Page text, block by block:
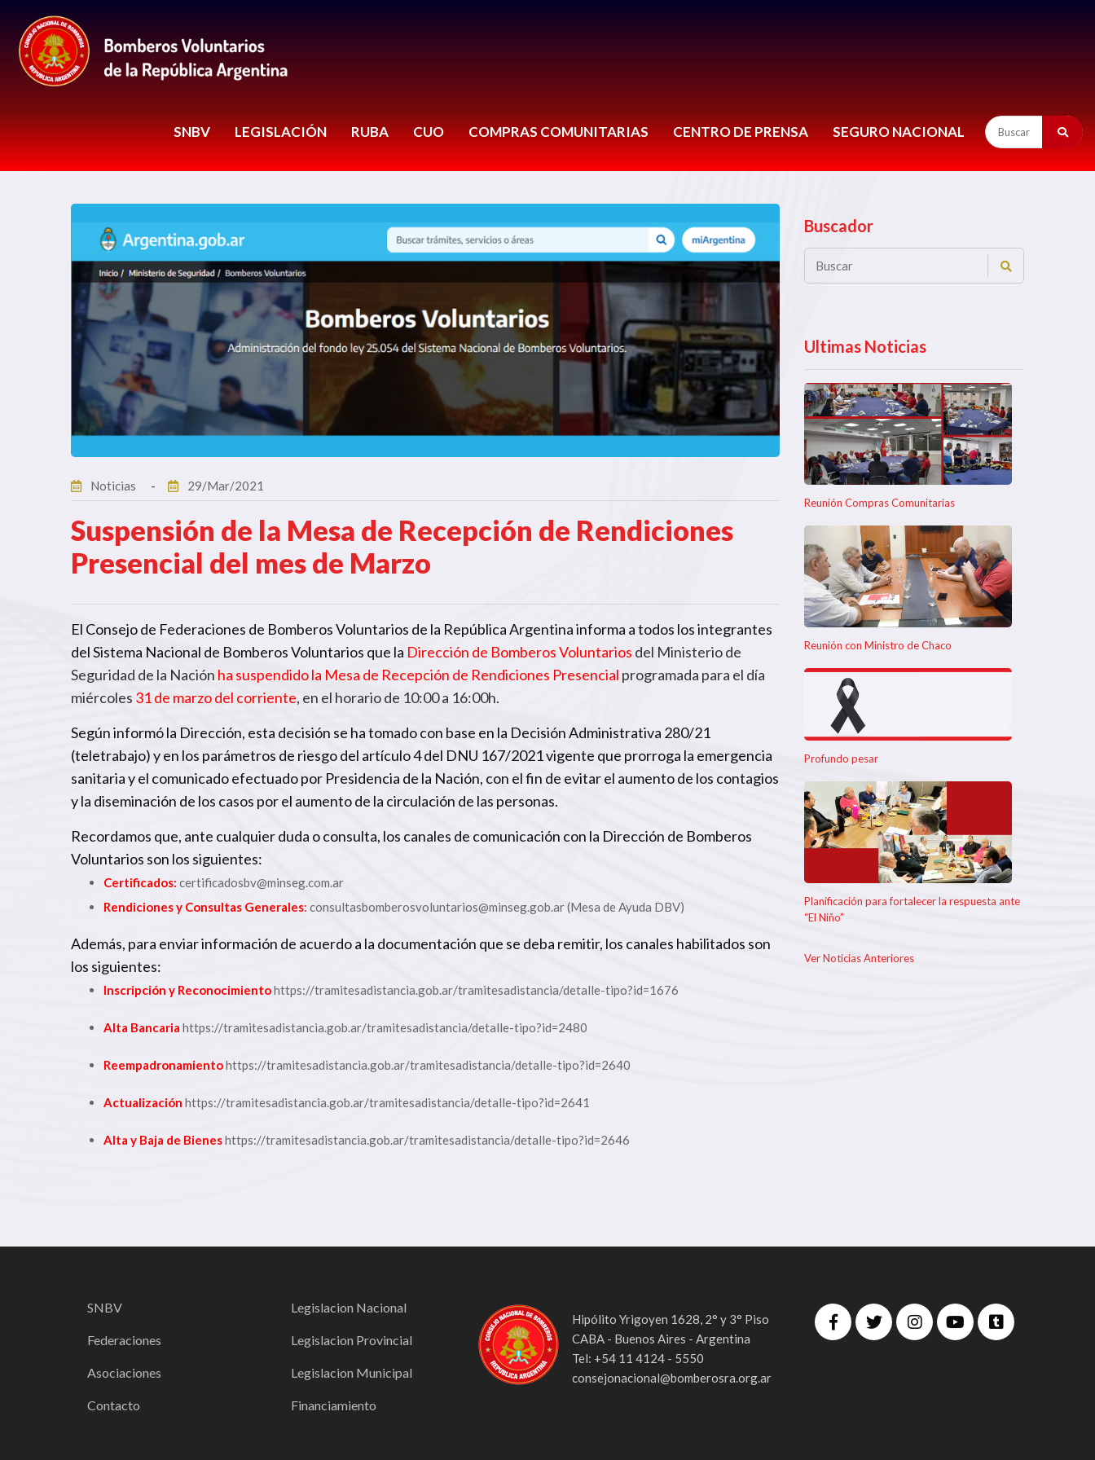
SNBV LEGISLACIÓN RUBA CUO COMPRAS COMUNITARIAS CENTRO DE PRENSA SEGURO NACIONAL
Noticias 29/Mar/2021
Suspensión de la Mesa de Recepción de Rendiciones
Presencial del mes de Marzo
El Consejo de Federaciones de Bomberos Voluntarios de la República Argentina informa a todos los integrantes
del Sistema Nacional de Bomberos Voluntarios que la Dirección de Bomberos Voluntarios del Ministerio de
Seguridad de la Nación ha suspendido la Mesa de Recepción de Rendiciones Presencial programada para el día
miércoles 31 de marzo del corriente, en el horario de 10:00 a 16:00h.
Según informó la Dirección, esta decisión se ha tomado con base en la Decisión Administrativa 280/21
(teletrabajo) y en los parámetros de riesgo del artículo 4 del DNU 167/2021 vigente que prorroga la emergencia
sanitaria y el comunicado efectuado por Presidencia de la Nación, con el fin de evitar el aumento de los contagios
y la diseminación de los casos por el aumento de la circulación de las personas.
Recordamos que, ante cualquier duda o consulta, los canales de comunicación con la Dirección de Bomberos
Voluntarios son los siguientes:
Certificados: certificadosbv@minseg.com.ar
Rendiciones y Consultas Generales: consultasbomberosvoluntarios@minseg.gob.ar (Mesa de Ayuda DBV)
Además, para enviar información de acuerdo a la documentación que se deba remitir, los canales habilitados son
los siguientes:
Inscripción y Reconocimientohttps://tramitesadistancia.gob.ar/tramitesadistancia/detalle-tipo?id=1676
Alta Bancaria https://tramitesadistancia.gob.ar/tramitesadistancia/detalle-tipo?id=2480
Reempadronamientohttps://tramitesadistancia.gob.ar/tramitesadistancia/detalle-tipo?id=2640
Actualización https://tramitesadistancia.gob.ar/tramitesadistancia/detalle-tipo?id=2641
Alta y Baja de Bieneshttps://tramitesadistancia.gob.ar/tramitesadistancia/detalle-tipo?id=2646
Buscador
Ultimas Noticias
Reunión Compras Comunitarias
Reunión con Ministro de Chaco
Profundo pesar
Planificación para fortalecer la respuesta ante
“El Niño”
Ver Noticias Anteriores
SNBV
Federaciones
Asociaciones
Contacto
Legislacion Nacional
Legislacion Provincial
Legislacion Municipal
Financiamiento
Hipólito Yrigoyen 1628, 2° y 3° Piso
CABA - Buenos Aires - Argentina
Tel: +54 11 4124 - 5550
consejonacional@bomberosra.org.ar